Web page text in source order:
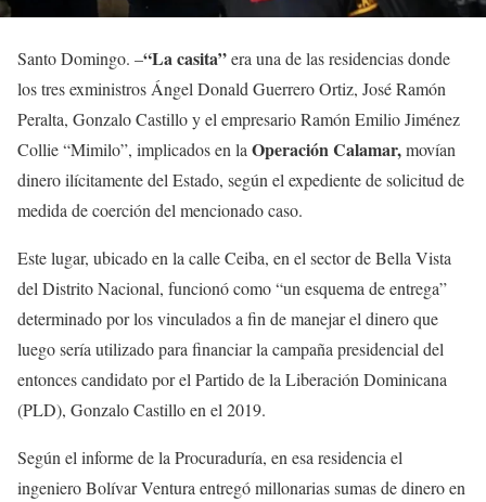
Santo Domingo. –“La casita”era una de las residencias donde
los tres exministros Ángel Donald Guerrero Ortiz, José Ramón
Peralta, Gonzalo Castillo y el empresario Ramón Emilio Jiménez
Collie “Mimilo”, implicados en laOperación Calamar,movían
dinero ilícitamente del Estado, según el expediente de solicitud de
medida de coerción del mencionado caso.
Este lugar, ubicado en la calle Ceiba, en el sector de Bella Vista
del Distrito Nacional, funcionó como “un esquema de entrega”
determinado por los vinculados a fin de manejar el dinero que
luego sería utilizado para financiar la campaña presidencial del
entonces candidato por el Partido de la Liberación Dominicana
(PLD), Gonzalo Castillo en el 2019.
Según el informe de la Procuraduría, en esa residencia el
ingeniero Bolívar Ventura entregó millonarias sumas de dinero en